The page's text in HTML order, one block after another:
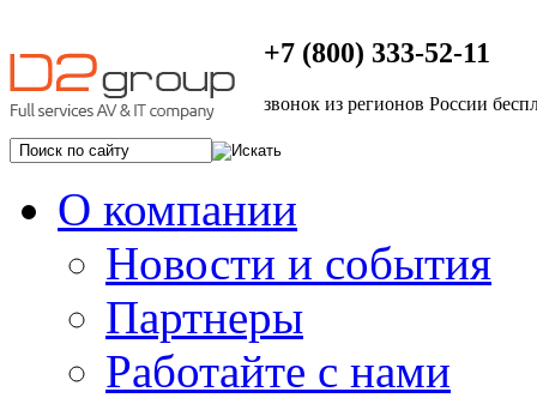
+7 (800) 333-52-11
звонок из регионов России
О компании
Новости и события
Партнеры
Работайте с нами